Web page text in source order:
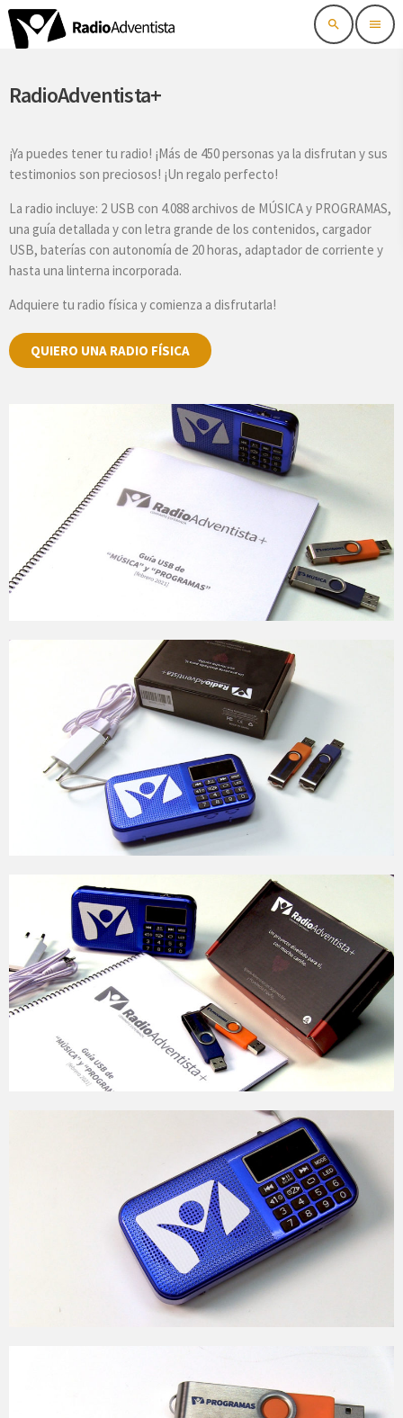
search menu
RadioAdventista+
¡Ya puedes tener tu radio! ¡Más de 450 personas ya la disfrutan y sus
testimonios son preciosos! ¡Un regalo perfecto!
La radio incluye: 2 USB con 4.088 archivos de MÚSICA y PROGRAMAS,
una guía detallada y con letra grande de los contenidos, cargador
USB, baterías con autonomía de 20 horas, adaptador de corriente y
hasta una linterna incorporada.
Adquiere tu radio física y comienza a disfrutarla!
QUIERO UNA RADIO FÍSICA